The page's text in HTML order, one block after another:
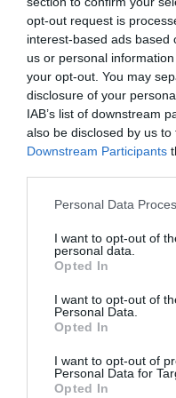
opt-out request is
interest-based ads based
us or personal
your opt-out. You may
disclosure of your
IAB’s list of downstream
also be disclosed by us
Downstream Participants
Please note that this
not limited to your visit or
grant or deny consent to
use your data for below
consent section.
Personal Data
I want to opt-out of
personal data.
Opted In
I want to opt-out of
Personal Data.
Opted In
I want to opt-out of
Personal Data for
Opted In
ένα νέο παντοπωλείο
δίνει περισσότερες
Τέσσερα καταστήματα της